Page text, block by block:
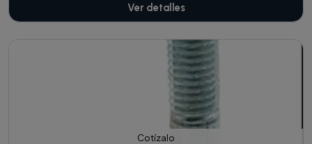
Ver detalles
Cotízalo